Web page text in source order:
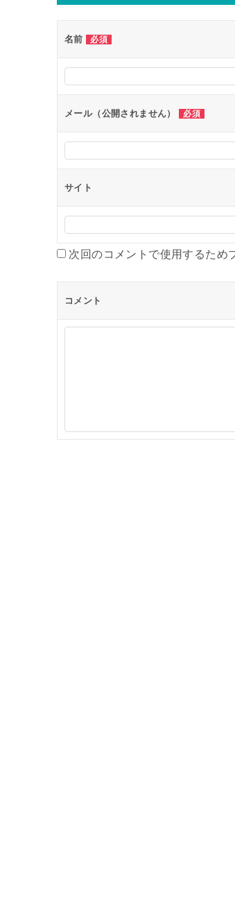
名前 必須
メール（公開されません） 必須
サイト
次回のコメントで使用するため
コメント